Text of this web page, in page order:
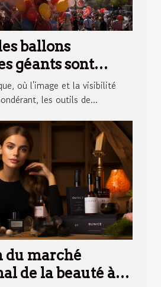
ballons
géants sont
les campagnes
où l'image et la visibilité
les outils de...
du marché
de la beauté à